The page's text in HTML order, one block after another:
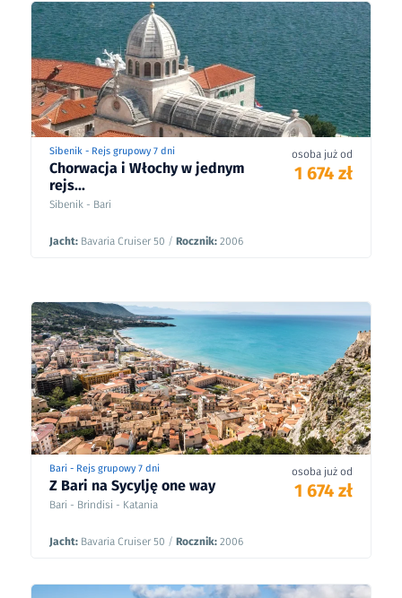
Sibenik - Rejs grupowy 7 dni
Chorwacja i Włochy w jednym
rejs...
Sibenik - Bari
Jacht: Bavaria Cruiser 50 / Rocznik: 2006
osoba już od
1 674 zł
Bari - Rejs grupowy 7 dni
Z Bari na Sycylję one way
Bari - Brindisi - Katania
Jacht: Bavaria Cruiser 50 / Rocznik: 2006
osoba już od
1 674 zł